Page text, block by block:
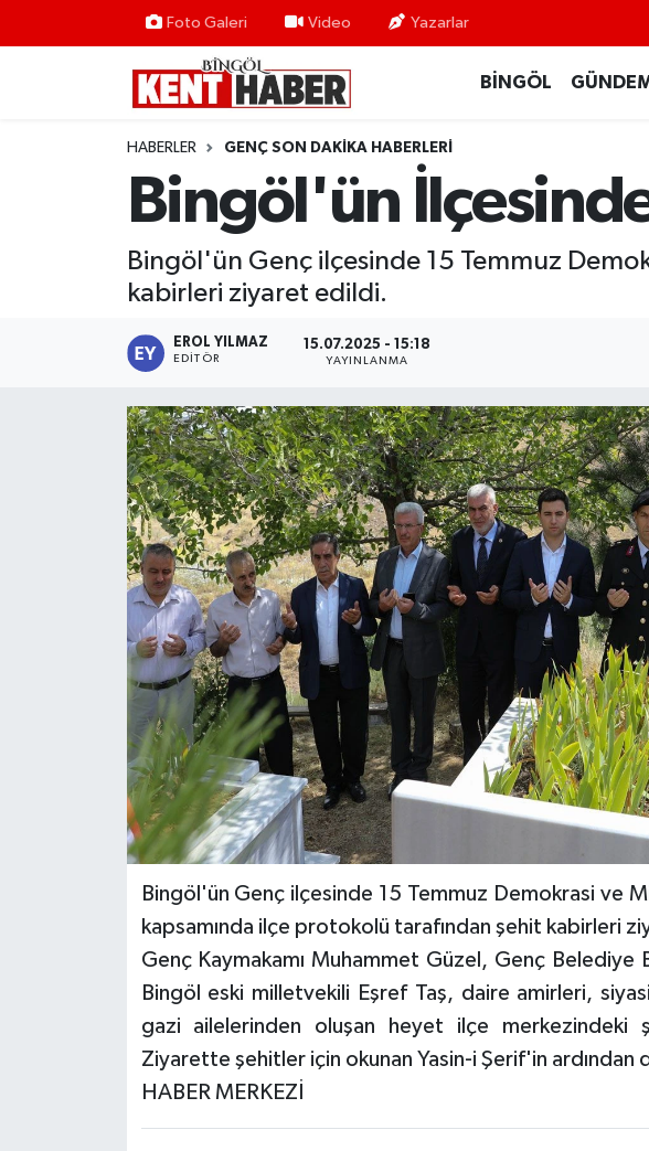
Foto Galeri Video Yazarlar
BİNGÖL
HABERLER GENÇ SON DAKIKA HABERLERI
Bingöl'ün
Bingöl'ün Genç ilçesinde 15 Temmuz
kabirleri ziyaret edildi.
EROL YILMAZ
EDITÖR
15.07.2025 - 15:18
YAYINLANMA
Bingöl'ün Genç ilçesinde 15 Temmuz Demokrasi ve
kapsamında ilçe protokolü tarafından şehit kabirleri
Genç Kaymakamı Muhammet Güzel, Genç Belediye
Bingöl eski milletvekili Eşref Taş, daire amirleri,
gazi ailelerinden oluşan heyet ilçe
Ziyarette şehitler için okunan Yasin-i Şerif'in ardından
HABER MERKEZİ
BİLİM-TEKNOLOJİ
GÜNDEM
KARLIOVA
MERKEZ
RESMİ İLANLAR
SİYASET
SOLHAN
YAYLADERE
Bingöl Nöbetçi Eczaneler
Bingöl Hava Durumu
Bingöl Namaz Vakitleri
Bingöl Trafik Yoğunluk Haritası
Süper Lig Puan Durumu ve Fikstür
Tüm Manşetler
Son Dakika Haberleri
Haber Arşivi